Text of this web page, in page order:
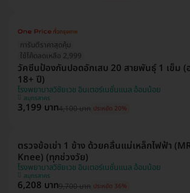
การันตีราคาสุดคุ้ม
ใช้โค้ดลดเหลือ 2,999
วัคซีนป้องกันปอดอักเสบ 20 สายพันธุ์ 1 เข็ม (
18+ ปี)
โรงพยาบาลวิชัยเวช อินเตอร์เนชั่นแนล อ้อมน้อย
สมุทรสาคร
3,199 บาท4,100 บาท ประหยัด 20%
ตรวจข้อเข่า 1 ข้าง ด้วยคลื่นแม่เหล็กไฟฟ้า
Knee) (ทุกช่วงวัย)
โรงพยาบาลวิชัยเวช อินเตอร์เนชั่นแนล อ้อมน้อย
สมุทรสาคร
6,208 บาท9,700 บาท ประหยัด 36%